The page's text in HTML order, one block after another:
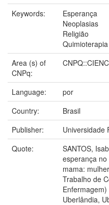
Keywords:
Esperança
Neoplasias
Religião
Quimioterapia
Area (s) of
CNPq:
Language:
por
Country:
Brasil
Publisher:
Universidade
Quote:
SANTOS,
esperança
mama:
Trabalho de
Uberlândia,